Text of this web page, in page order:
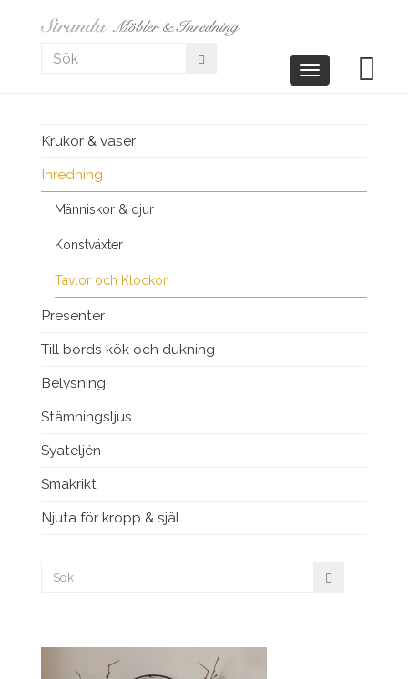
Toggle
Krukor & vaser
Inredning
Människor & djur
Konstväxter
Tavlor och Klockor
Presenter
Till bords kök och dukning
Belysning
Stämningsljus
Syateljén
Smakrikt
Njuta för kropp & själ